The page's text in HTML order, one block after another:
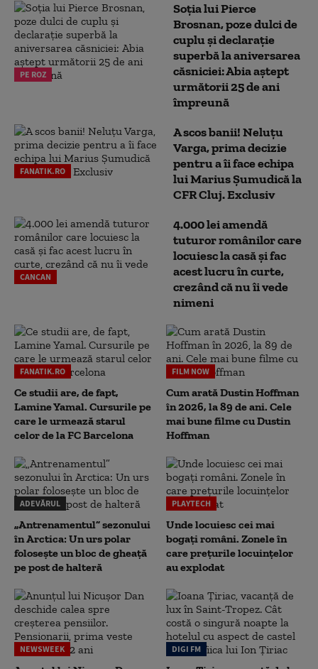
PE ROZ
Soția lui Pierce
Brosnan, poze dulci de
cuplu și declarație
superbă la aniversarea
căsniciei: Abia aștept
următorii 25 de ani
împreună
FANATIK.RO
A scos banii! Neluțu
Varga, prima decizie
pentru a îi face echipa
lui Marius Șumudică la
CFR Cluj. Exclusiv
CANCAN
4.000 lei amendă
tuturor românilor care
locuiesc la casă și fac
acest lucru în curte,
crezând că nu îi vede
nimeni
FANATIK.RO
Ce studii are, de fapt,
Lamine Yamal. Cursurile pe
care le urmează starul
celor de la FC Barcelona
FILM NOW
Cum arată Dustin Hoffman
în 2026, la 89 de ani. Cele
mai bune filme cu Dustin
Hoffman
ADEVĂRUL
„Antrenamentul” sezonului
în Arctica: Un urs polar
folosește un bloc de gheață
pe post de halteră
PLAYTECH
Unde locuiesc cei mai
bogați români. Zonele în
care prețurile locuințelor
au explodat
NEWSWEEK DIGI FM